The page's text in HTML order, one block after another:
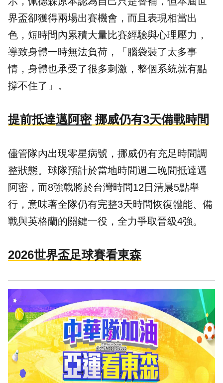
界盃卻獲得兩場出賽機會，而且表現相當出
色，短時間內累積大量比賽經驗與心理壓力，
導致身體一時無法負荷，「腦袋裝了太多事
情，身體也承受了很多刺激，整個系統就有點
撐不住了」。
提前抵達邁阿密挪威仍有3天備戰時間
儘管隊內出現零星病號，挪威仍有充足時間調
整狀態。球隊預計於當地時間週二晚間抵達邁
阿密，而8強戰將於台灣時間12日清晨5點舉
行，意味著全隊仍有完整3天時間恢復體能、備
戰與英格蘭的關鍵一役，全力爭取晉級4強。
2026世界盃足球賽看東森